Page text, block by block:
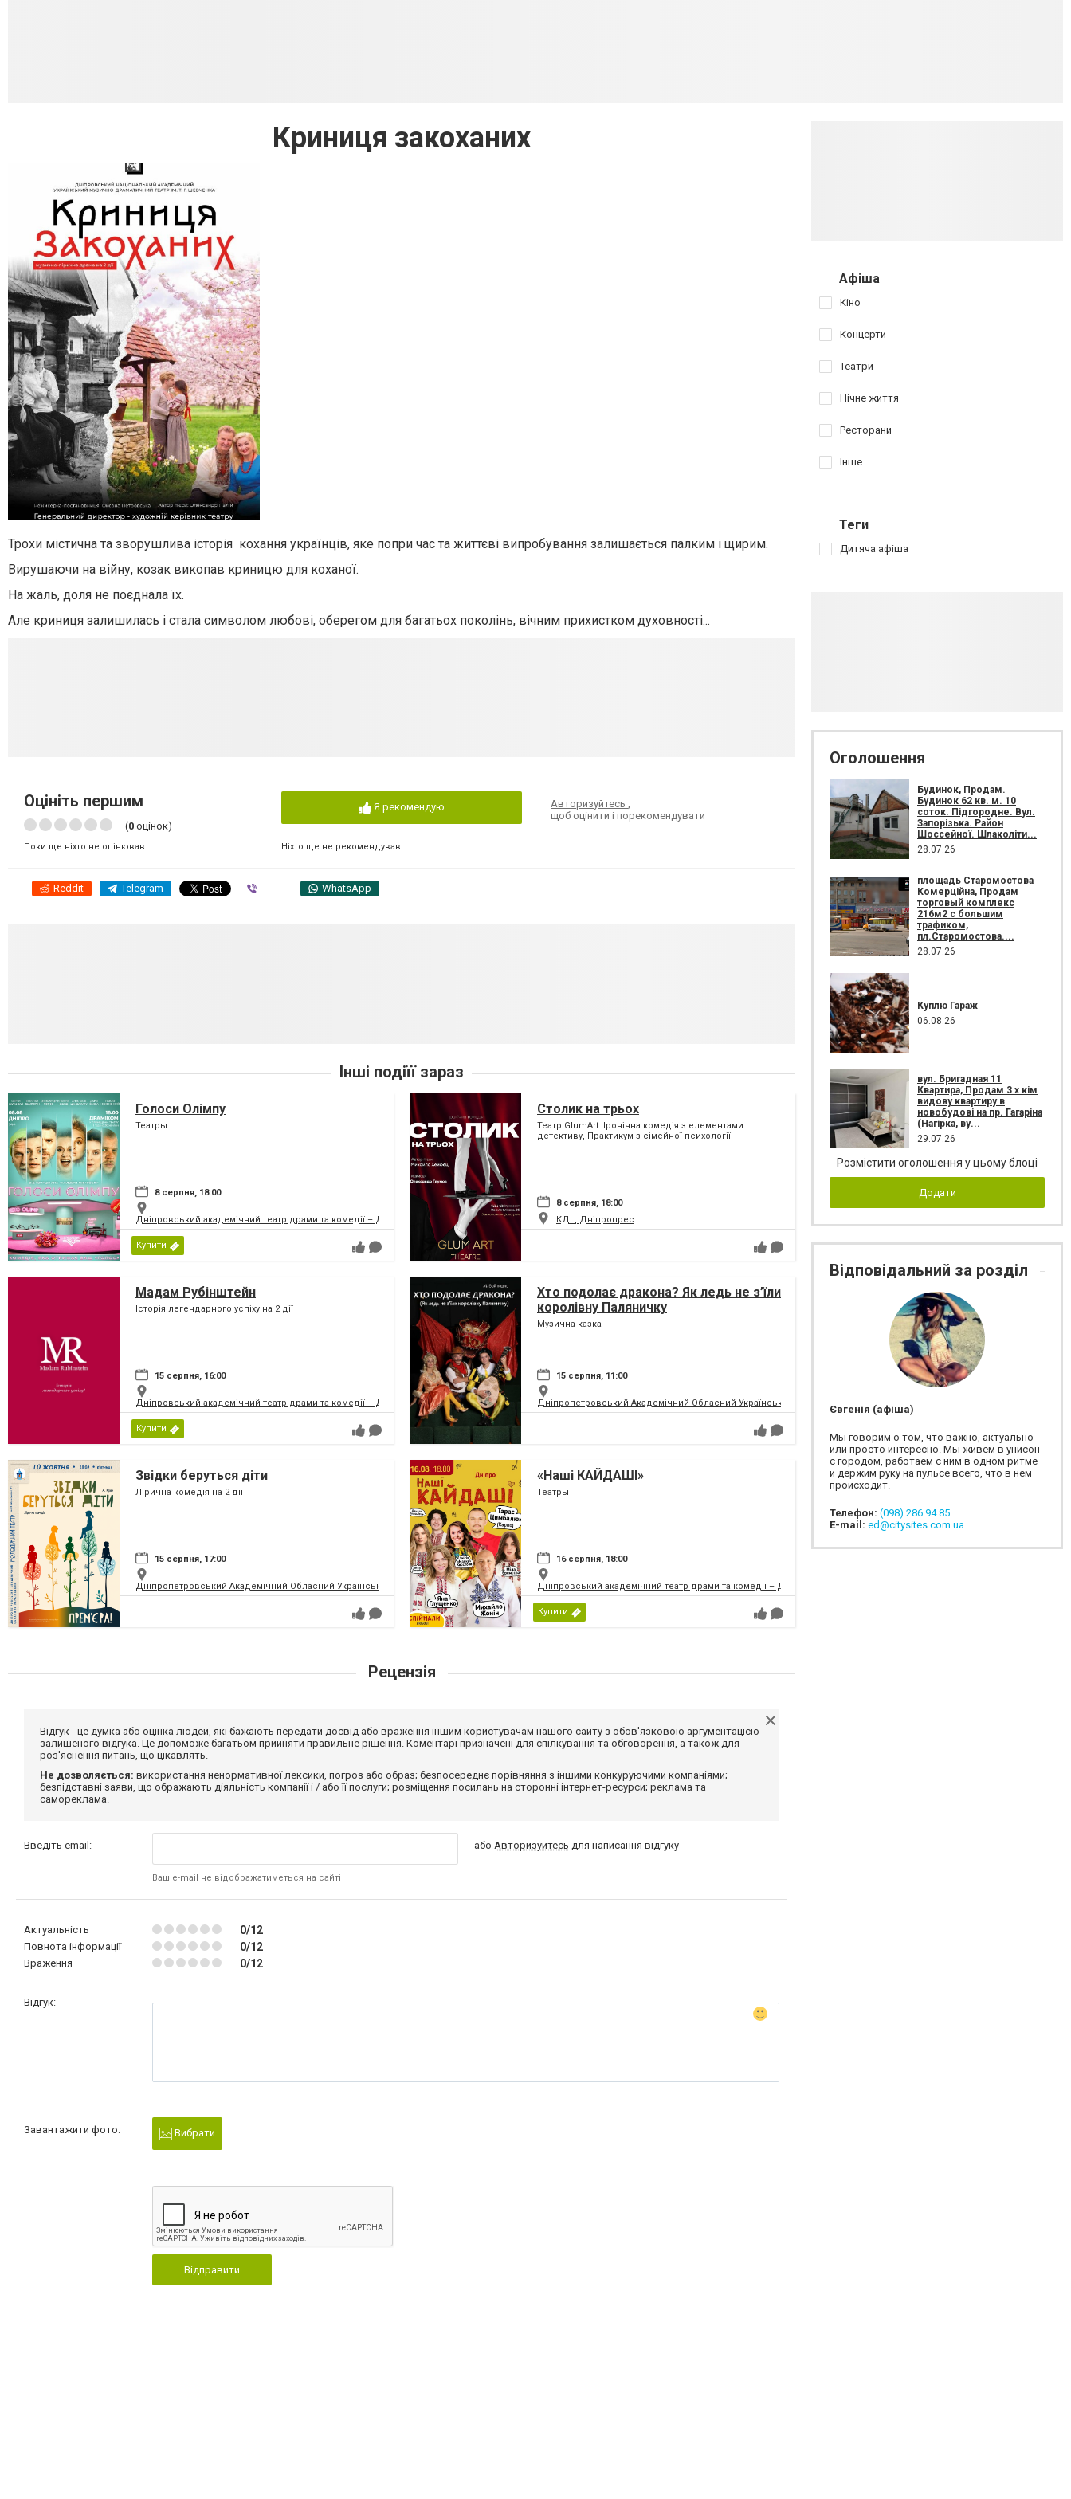
Криниця закоханих
Трохи містична та зворушлива історія кохання українців, яке попри час та життєві випробування залишається палким і щирим.
Вирушаючи на війну, козак викопав криницю для коханої.
На жаль, доля не поєднала їх.
Але криниця залишилась і стала символом любові, оберегом для багатьох поколінь, вічним прихистком духовності...
Оцініть першим
(0 оцінок)
Поки ще ніхто не оцінював
Я рекомендую
Ніхто ще не рекомендував
Авторизуйтесь,
щоб оцінити і порекомендувати
Reddit Telegram WhatsApp
Інші подіїї зараз
Голоси Олімпу
Театры
8 серпня, 18:00
Дніпровський академічний театр драми та комедії – ДРАМіКОМ
Купити
Столик на трьох
Театр GlumArt. Іронічна комедія з елементами
детективу, Практикум з сімейної психології
8 серпня, 18:00
КДЦ Дніпропрес
Мадам Рубінштейн
Історія легендарного успіху на 2 дії
15 серпня, 16:00
Дніпровський академічний театр драми та комедії – ДРАМіКОМ
Купити
Хто подолає дракона? Як ледь не з’їли
королівну Паляничку
Музична казка
15 серпня, 11:00
Дніпропетровський Академічний Обласний Український Молодіжний Театр
Звідки беруться діти
Лірична комедія на 2 дії
15 серпня, 17:00
Дніпропетровський Академічний Обласний Український Молодіжний Театр
«Наші КАЙДАШІ»
Театры
16 серпня, 18:00
Дніпровський академічний театр драми та комедії – ДРАМіКОМ
Купити
Рецензія
Відгук - це думка або оцінка людей, які бажають передати досвід або враження іншим користувачам нашого сайту з обов'язковою аргументацією
залишеного відгука. Це допоможе багатьом прийняти правильне рішення. Коментарі призначені для спілкування та обговорення, а також для
роз'яснення питань, що цікавлять.
Не дозволяється: використання ненормативної лексики, погроз або образ; безпосереднє порівняння з іншими конкуруючими компаніями;
безпідставні заяви, що ображають діяльність компанії і / або її послуги; розміщення посилань на сторонні інтернет-ресурси; реклама та
самореклама.
Введіть email:
Ваш e-mail не відображатиметься на сайті
або Авторизуйтесь для написання відгуку
Актуальність 0/12
Повнота інформації 0/12
Враження 0/12
Відгук:
Завантажити фото: Вибрати
Відправити
Афіша
Кіно
Концерти
Театри
Нічне життя
Ресторани
Інше
Теги
Дитяча афіша
Оголошення
Будинок, Продам.
Будинок 62 кв. м. 10
соток. Підгородне. Вул.
Запорізька. Район
Шоссейної. Шлаколіти...
28.07.26
площадь Старомостова
Комерційна, Продам
торговый комплекс
216м2 с большим
трафиком,
пл.Старомостова....
28.07.26
Куплю Гараж
06.08.26
вул. Бригадная 11
Квартира, Продам 3 х кім
видову квартиру в
новобудові на пр. Гагаріна
(Нагірка, ву...
29.07.26
Розмістити оголошення у цьому блоці
Додати
Відповідальний за розділ
Євгенія (афіша)
Мы говорим о том, что важно, актуально
или просто интересно. Мы живем в унисон
с городом, работаем с ним в одном ритме
и держим руку на пульсе всего, что в нем
происходит.
Телефон: (098) 286 94 85
E-mail: ed@citysites.com.ua